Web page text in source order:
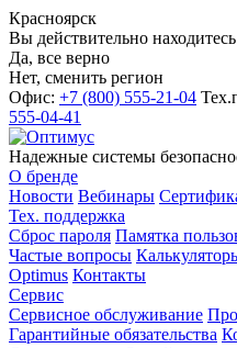
Красноярск
Вы действительно
Да, все верно
Нет, сменить регион
Офис: +7 (800) 555-21-04
555-04-41
Надежные системы
О бренде
Новости Вебинары
Тех. поддержка
Сброс пароля Памятка
Частые вопросы
Optimus Контакты
Сервис
Сервисное обслуживание
Гарантийные обязательства